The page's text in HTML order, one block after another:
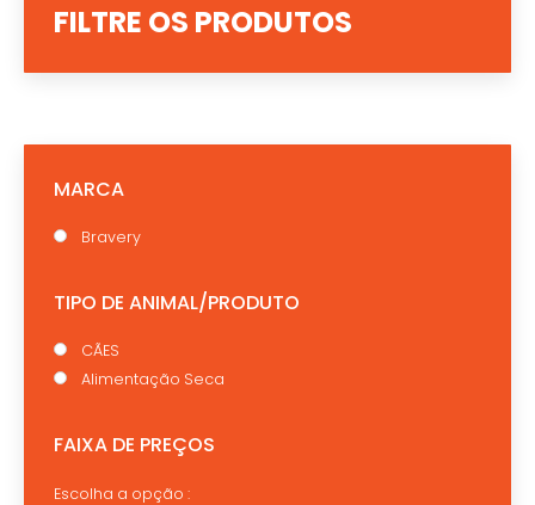
FILTRE OS PRODUTOS
MARCA
Bravery
TIPO DE ANIMAL/PRODUTO
CÃES
Alimentação Seca
FAIXA DE PREÇOS
Escolha a opção :